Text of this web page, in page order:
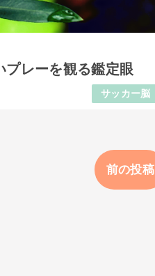
プレーを観る鑑定眼
サッカー脳
前の投稿